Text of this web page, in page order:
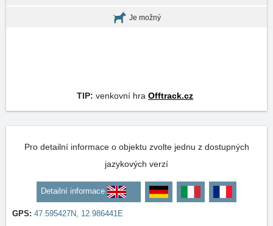
Je možný
TIP: venkovní hra Offtrack.cz
Pro detailní informace o objektu zvolte jednu z dostupných
jazykových verzí
Detailní informace
GPS: 47.595427N, 12.986441E